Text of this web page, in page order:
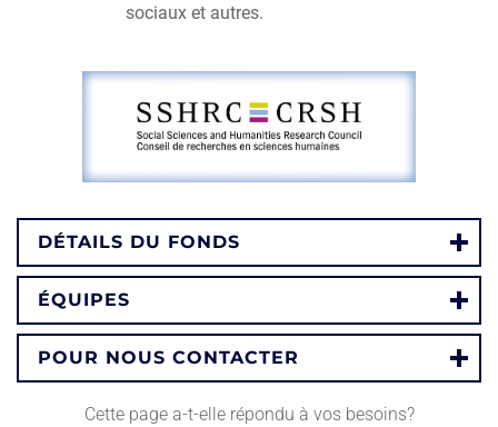
sociaux et autres.
DÉTAILS DU FONDS
ÉQUIPES
POUR NOUS CONTACTER
Cette page a-t-elle répondu à vos besoins?